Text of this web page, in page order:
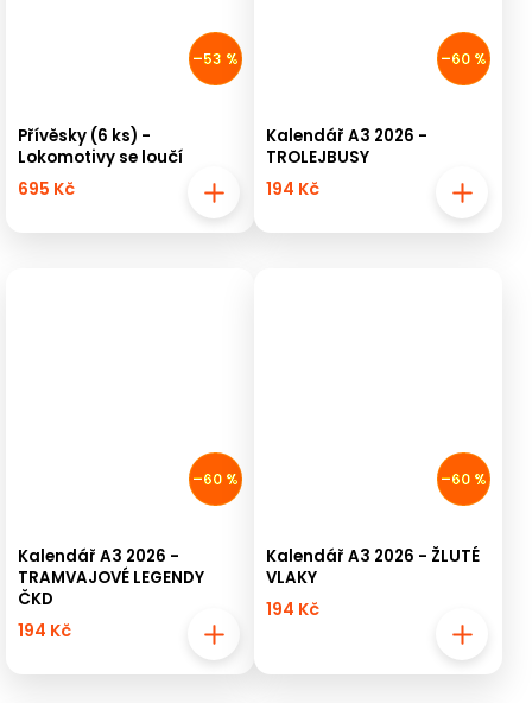
–53 %
Přívěsky (6 ks) -
Lokomotivy se loučí
695 Kč
–60 %
Kalendář A3 2026 -
TROLEJBUSY
194 Kč
–60 %
Kalendář A3 2026 -
TRAMVAJOVÉ LEGENDY
ČKD
194 Kč
–60 %
Kalendář A3 2026 - ŽLUTÉ
VLAKY
194 Kč